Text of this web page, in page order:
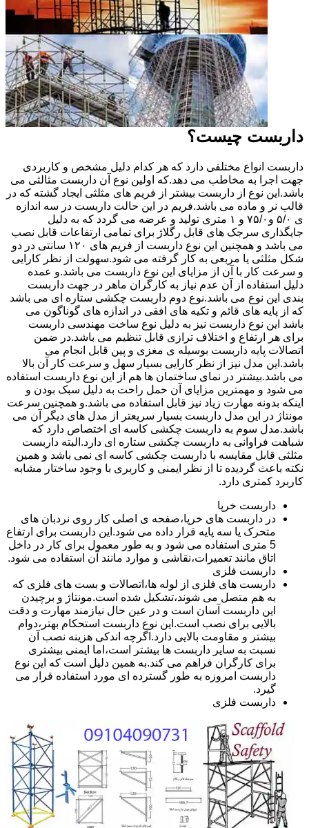
داربست چیست؟
داربست انواع مختلفی دارد که هر کدام دلیل مشخص و کاربردی
جهت اجرا به مخاطب می دهد.که اولین نوع آن داربست مثالثی می
باشد.این نوع از داربست بیشتر از فریم های مثلثی ایجاد گشته که در
قالب نر و ماده می باشد.فریم در این حالت داربست در سه اندازه
ی ۵/۰ و۷۵/۰ و ۱ متری تولید و عرضه می گردد که به دلیل
جایگذاری سرجک های قابل رگلاژ برای تمامی ارتفاعات قابل نصب
می باشد و همچنین این نوع داربست از فریم های ۱۲۰ سانتی در دو
شکل مثلثی یا مربعی به کار گرفته می شود.سهولت از نظر کارایی
و سرعت کار با آن از مزایای این نوع داربست می باشد.و عمده
دلیل استفاده از آن عدم نیاز به کارگران ماهر در جهت داربست
بندی این نوع می باشد.نوع دوم داربست چکشی ستاره ای می باشد
که از پایه های قائم و تکیه های افقی در اندازه های گوناگون می
باشد این نوع داربست نیز به دلیل نوع ساخت مهندسی داربست
برای هر ارتفاع و اختلاف ترازی قابل تنظیم می باشد.در ضمن
اتصالات پایه داربست بوسیله ی مغزی و پین قابل انجام می
باشد.این مدل نیز از نظر کارایی بسیار سهل و سرعت کار آن بالا
می باشد.بیشتر در نمای ساختمان ها هم از این نوع داربست استفاده
می شود و مهمترین مزایای آن حمل راحت به دلیل سبک بودن و
اینکه بدونه مهارت زیاد نیز قابل استفاده می باشد.و همچنین سرعت
مونتاژ در این مدل داربست بسیار سریعتر از مدل های دیگر آن می
باشد.مدل سوم به داربست چکشی کاسه ای اختصاص دارد که
شباهت فراوانی به داربست چکشی ستاره ای دارد.البته داربست
مثلثی قابل مقایسه با داربست چکشی کاسه ای نمی باشد و همین
نکته باعث گردیده تا از نظر ایمنی و کاربری با وجود ساختار مشابه
کاربرد کمتری دارد.
داربست خرپا
در داربست های خرپا،صفحه ی اصلی کار روی نردبان های
متحرک یا سه پایه قرار داده می شود.این داربست برای ارتفاع
5 متری استفاده می شود و به طور معمول برای کار در داخل
اتاق مانند تعمیرات،نقاشی و موارد مانند آن استفاده می شود.
داربست فلزی
داربست های فلزی از لوله ها،اتصالات و بست های فلزی که
به هم متصل می شوند،تشکیل شده است.مونتاژ و برچیدن
این داربست آسان است و در عین حال نیازمند مهارت و دقت
بالایی برای نصب است.این نوع داربست استحکام بهتر،دوام
بیشتر و مقاومت بالایی دارد.اگرچه اندکی هزینه نصب آن
نسبت به سایر داربست ها بیشتر است،اما ایمنی بیشتری
برای کارگران فراهم می کند.به همین دلیل است که این نوع
داربست امروزه به طور گسترده ای مورد استفاده قرار می
گیرد.
داربست فلزی